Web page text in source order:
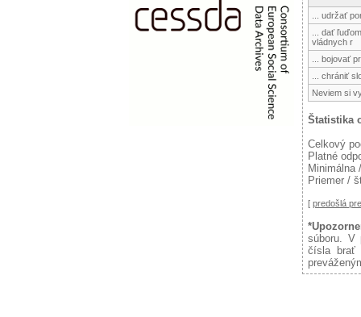
... udržať
... dať
vládnych r
... bojovať
... chrániť
Neviem si
Štatistika
Celkový
Platné
Minimálna
Priemer /
[ predošlá
súboru. V
čísla brať